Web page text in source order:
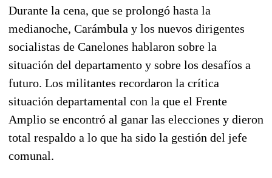
Durante la cena, que se prolongó hasta la
medianoche, Carámbula y los nuevos dirigentes
socialistas de Canelones hablaron sobre la
situación del departamento y sobre los desafíos a
futuro. Los militantes recordaron la crítica
situación departamental con la que el Frente
Amplio se encontró al ganar las elecciones y dieron
total respaldo a lo que ha sido la gestión del jefe
comunal.